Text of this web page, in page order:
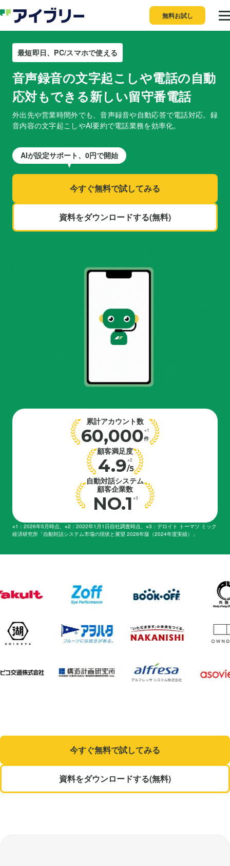
無料お試し
最短即日、PC/スマホで使える
音声録音の文字起こしや電話の自動
応対もできる新しい留守番電話
外出先や営業時間外でも、音声録音や自動応答で電話対応。 録
音内容の文字起こしやAI要約で電話業務を効率化。
AIが設定サポート、0円で開始
今すぐ無料で試してみる
資料をダウンロードする(無料)
累計アカウント数
60,000件
※1
顧客満足度
4.9/5
※2
自動対話システム
顧客企業数
NO.1 ※3
※1：2026年5月時点、※2：2022年1月1日自社調査時点、※3：デロイト トーマツ ミック
経済研究所「自動対話システム市場の現状と展望 2026年版（2024年度実績）」
今すぐ無料で試してみる
資料をダウンロードする(無料)